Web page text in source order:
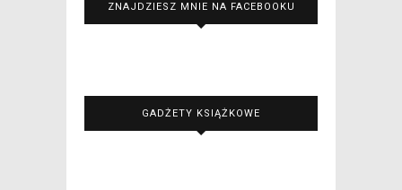
ZNAJDZIESZ MNIE NA FACEBOOKU
GADŻETY KSIĄŻKOWE